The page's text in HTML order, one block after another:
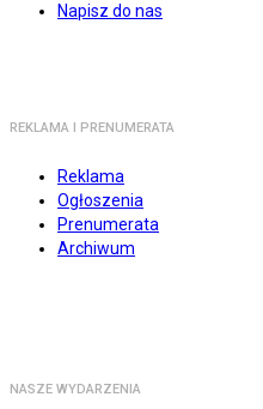
Napisz do nas
REKLAMA I PRENUMERATA
Reklama
Ogłoszenia
Prenumerata
Archiwum
NASZE WYDARZENIA